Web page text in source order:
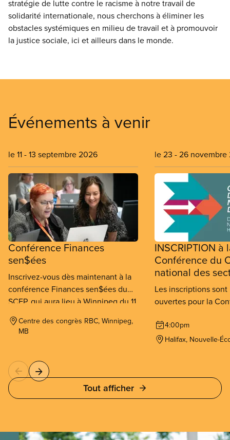
stratégie de lutte contre le racisme à notre travail de
solidarité internationale, nous cherchons à éliminer les
obstacles systémiques en milieu de travail et à promouvoir
la justice sociale, ici et ailleurs dans le monde.
Événements à venir
le 11-13 septembre 2026
Conférence Finances
sen$ées
Inscrivez-vous dès maintenant à la
conférence Finances sen$ées du
SCFP, qui aura lieu à Winnipeg du 11
Centre des congrès RBC, Winnipeg,
MB
le 23 -26 novembre
INSCRIPTION à
Conférence du
national des
Les inscriptions
ouvertes pour la
SCFP qui se tiendra
au 26 novembre
4:00pm
Halifax, Nouvelle-
Tout afficher